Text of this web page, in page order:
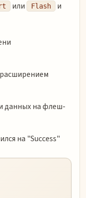
или Flash
и
данных на флеш-
на "Success"